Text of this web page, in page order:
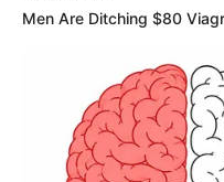
Men Are Ditching $80